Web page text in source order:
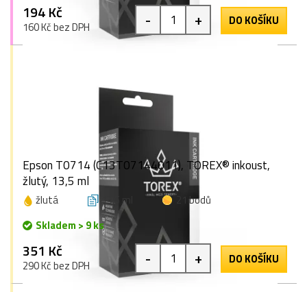
194 Kč
160 Kč bez DPH - + DO KOŠÍKU
Epson T0714 (C13T07144011), TOREX® inkoust,
žlutý, 13,5 ml
žlutá 13,5 ml
21 bodů
Skladem > 9 ks
351 Kč
290 Kč bez DPH - + DO KOŠÍKU